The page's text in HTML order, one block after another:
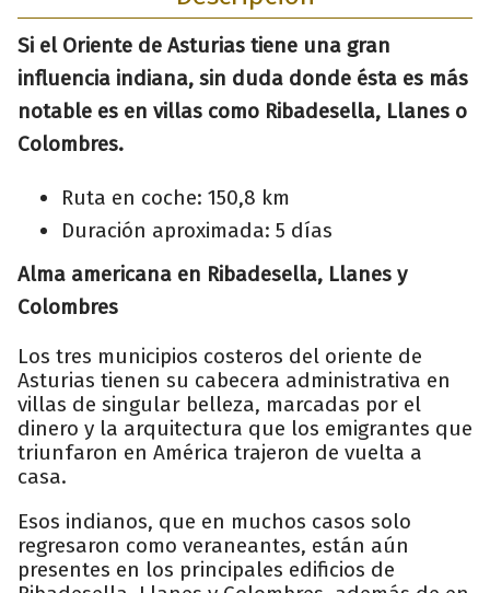
Si el Oriente de Asturias tiene una gran
influencia indiana, sin duda donde ésta es más
notable es en villas como Ribadesella, Llanes o
Colombres.
Ruta en coche: 150,8 km
Duración aproximada: 5 días
Alma americana en Ribadesella, Llanes y
Colombres
Los tres municipios costeros del oriente de
Asturias tienen su cabecera administrativa en
villas de singular belleza, marcadas por el
dinero y la arquitectura que los emigrantes que
triunfaron en América trajeron de vuelta a
casa.
Esos indianos, que en muchos casos solo
regresaron como veraneantes, están aún
presentes en los principales edificios de